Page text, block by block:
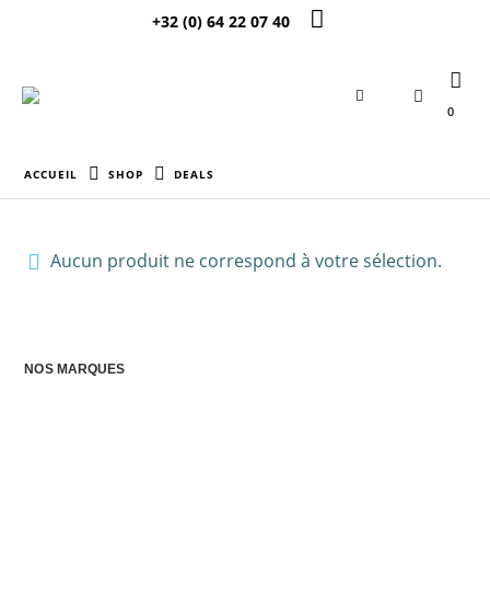
+32 (0) 64 22 07 40
0
ACCUEIL SHOP DEALS
Aucun produit ne correspond à votre sélection.
NOS MARQUES